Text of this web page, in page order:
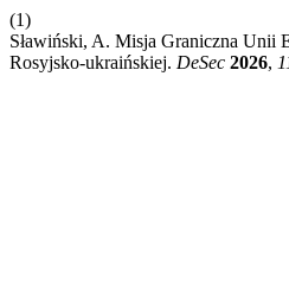
(1)
Sławiński, A. Misja Graniczna Unii
Rosyjsko-ukraińskiej. DeSec 2026,